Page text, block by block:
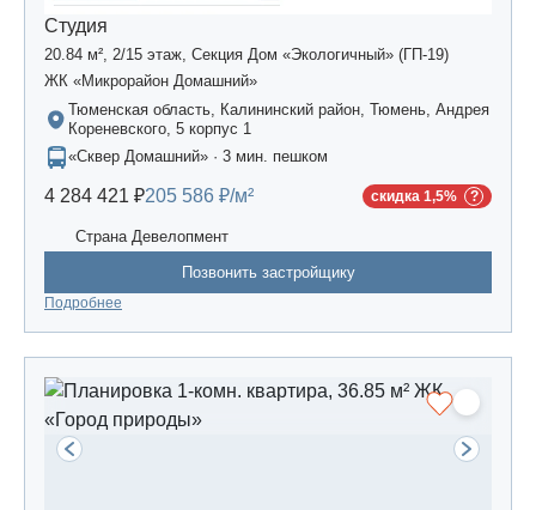
Студия
20.84 м², 2/15 этаж, Секция Дом «Экологичный» (ГП-19)
ЖК «Микрорайон Домашний»
Тюменская область, Калининский район, Тюмень, Андрея
Кореневского, 5 корпус 1
«Сквер Домашний» · 3 мин. пешком
4 284 421 ₽205 586 ₽/м² скидка 1,5%
Страна Девелопмент
Позвонить застройщику
Подробнее